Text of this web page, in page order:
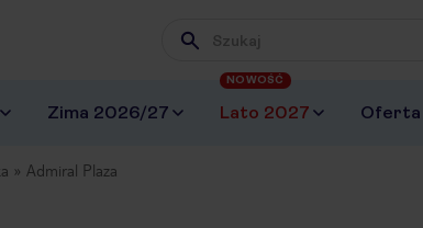
Wpisz frazę, której szukasz
Zima 2026/27 Lato 2027
NOWOŚĆ
Oferta
Admiral Plaza